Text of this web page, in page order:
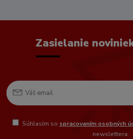
Zasielanie
Súhlasím so spracovaním osobných
newslettera.